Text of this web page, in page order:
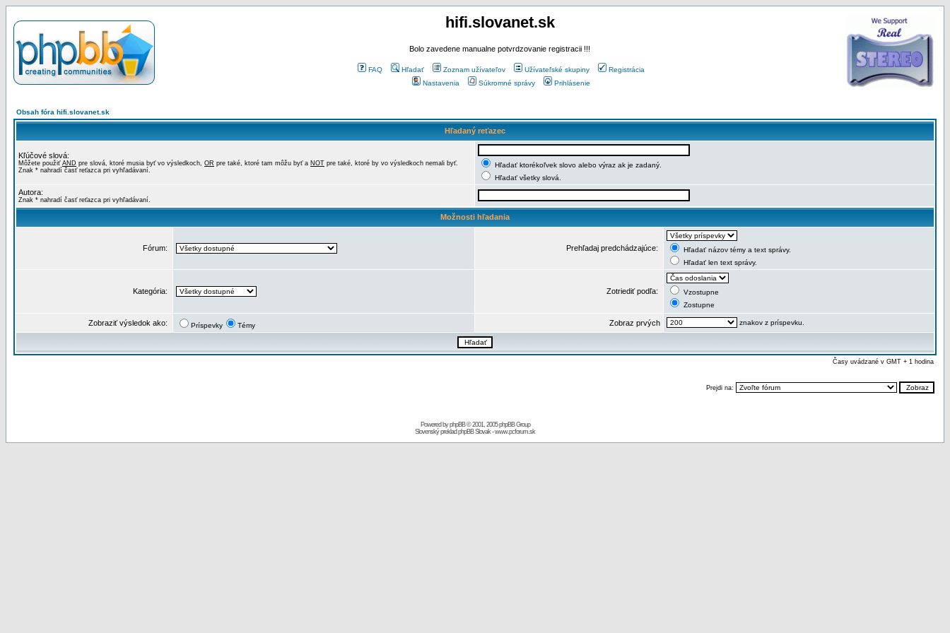
hifi.slovanet.sk
Bolo zavedene manualne potvrdzovanie registracii !!!
FAQ Hľadať Zoznam užívateľov Užívateľské skupiny
Registrácia
Nastavenia
Súkromné správy Prihlásenie
Obsah fóra hifi.slovanet.sk
Hľadaný reťazec
Kľúčové slová:
Môžete použiť AND pre slová, ktoré musia byť vo výsledkoch, OR pre také, ktoré tam môžu byť a NOT pre také, ktoré by vo výsledkoch nemali byť.
Znak * nahradí časť reťazca pri vyhľadávaní.
Hľadať ktorékoľvek slovo alebo výraz ak je zadaný.
Hľadať všetky slová.
Autora:
Znak * nahradí časť reťazca pri vyhľadávaní.
Možnosti hľadania
Fórum: Prehľadaj predchádzajúce:
Hľadať názov témy a text správy.
Hľadať len text správy.
Kategória: Zotriediť podľa:
Vzostupne
Zostupne
Zobraziť výsledok ako: Príspevky Témy Zobraz prvých znakov z príspevku.
Časy uvádzané v GMT + 1 hodina
Prejdi na:
Powered byphpBB© 2001, 2005 phpBB Group
Slovenský preklad phpBB Slovak-www.pcforum.sk